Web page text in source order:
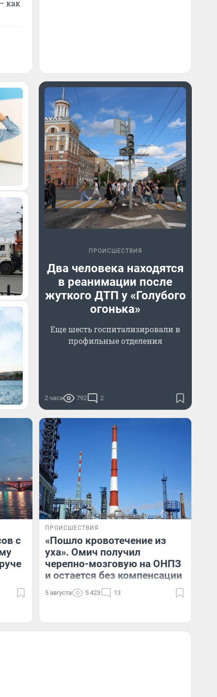
как
ПРОИСШЕСТВИЯ
Два человека находятся
в реанимации после
жуткого ДТП у «Голубого
огонька»
Еще шесть госпитализировали в
профильные отделения
2 часа 792 2
с
ПРОИСШЕСТВИЯ
«Пошло кровотечение из
уха». Омич получил
черепно-мозговую на ОНПЗ
и остается без компенсации
5 августа 5 423 13